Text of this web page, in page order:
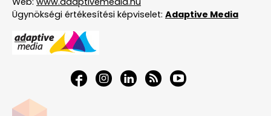
Ügynökségi értékesítési képviselet: Adaptive Media